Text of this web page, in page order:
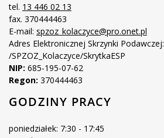
tel. 13 446 02 13
fax. 370444463
E-mail: spzoz_kolaczyce@pro.onet.pl
Adres Elektronicznej Skrzynki Podawczej:
/SPZOZ_Kolaczyce/SkrytkaESP
NIP: 685-195-07-62
Regon: 370444463
GODZINY PRACY
poniedziałek: 7:30 - 17:45